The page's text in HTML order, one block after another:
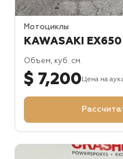
Мотоциклы
KAWASAKI
Объем, куб. см.
$ 7,200 Цена на